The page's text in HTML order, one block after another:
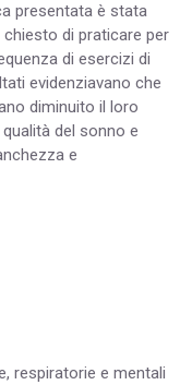
presentata è stata
di praticare per
di esercizi di
evidenziavano che
diminuito il loro
del sonno e
e
respiratorie e mentali